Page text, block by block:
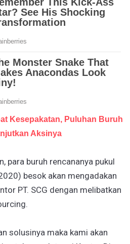
Kesepakatan, Puluhan Buruh
Aksinya
para buruh rencananya pukul
besok akan mengadakan
PT. SCG dengan melibatkan
solusinya maka kami akan